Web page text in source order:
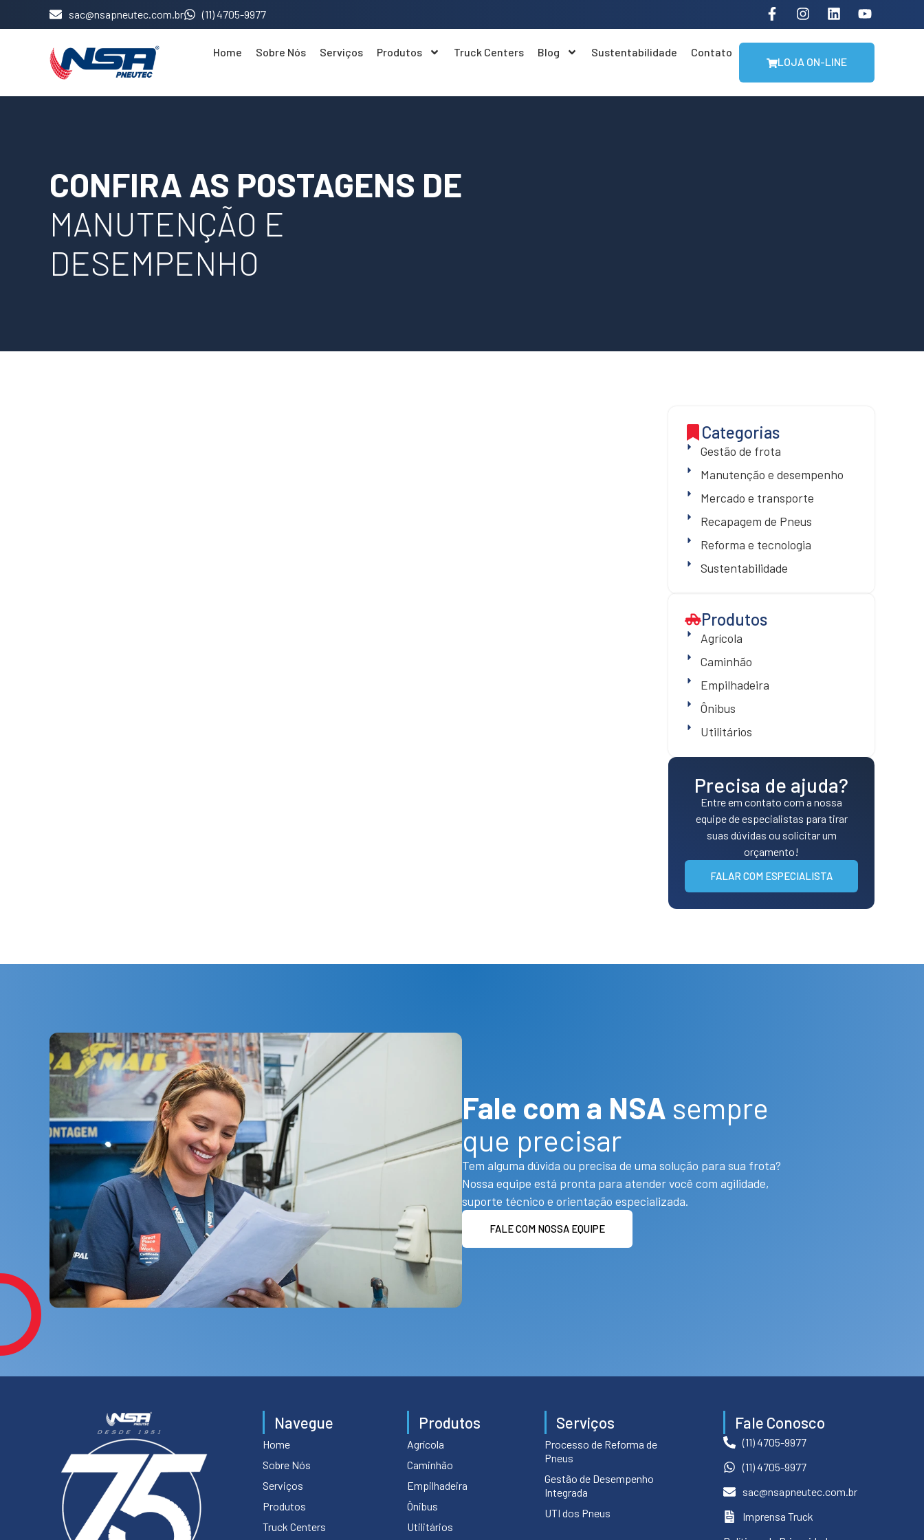
sac@nsapneutec.com.br (11) 4705-9977
Home Sobre Nós Serviços Produtos Truck Centers Blog Sustentabilidade Contato
LOJA ON-LINE
CONFIRA AS POSTAGENS DE
MANUTENÇÃO E
DESEMPENHO
Categorias
Gestão de frota
Manutenção e desempenho
Mercado e transporte
Recapagem de Pneus
Reforma e tecnologia
Sustentabilidade
Produtos
Agrícola
Caminhão
Empilhadeira
Ônibus
Utilitários
Precisa de ajuda?
Entre em contato com a nossa
equipe de especialistas para tirar
suas dúvidas ou solicitar um
orçamento!
FALAR COM ESPECIALISTA
Fale com a NSA sempre
que precisar
Tem alguma dúvida ou precisa de uma solução para sua frota?
Nossa equipe está pronta para atender você com agilidade,
suporte técnico e orientação especializada.
FALE COM NOSSA EQUIPE
Navegue
Home
Sobre Nós
Serviços
Produtos
Truck Centers
Produtos
Agrícola
Caminhão
Empilhadeira
Ônibus
Utilitários
Serviços
Processo de Reforma de
Pneus
Gestão de Desempenho
Integrada
UTI dos Pneus
Fale Conosco
(11) 4705-9977
(11) 4705-9977
sac@nsapneutec.com.br
Imprensa Truck